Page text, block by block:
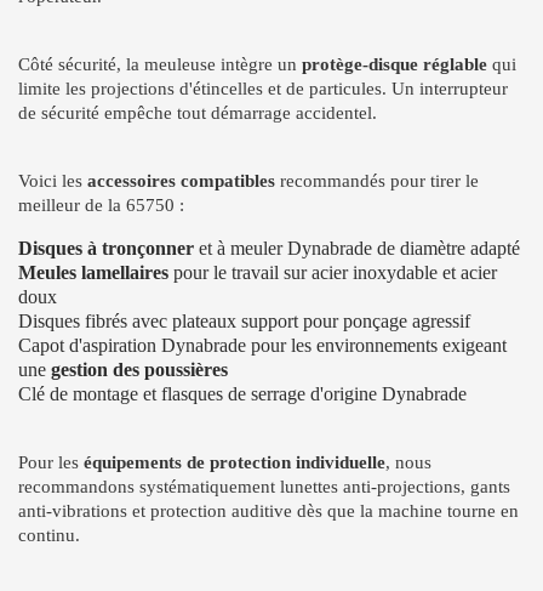
Côté sécurité, la meuleuse intègre un protège-disque réglable qui
limite les projections d'étincelles et de particules. Un interrupteur
de sécurité empêche tout démarrage accidentel.
Voici les accessoires compatibles recommandés pour tirer le
meilleur de la 65750 :
Disques à tronçonner et à meuler Dynabrade de diamètre adapté
Meules lamellaires pour le travail sur acier inoxydable et acier
doux
Disques fibrés avec plateaux support pour ponçage agressif
Capot d'aspiration Dynabrade pour les environnements exigeant
une gestion des poussières
Clé de montage et flasques de serrage d'origine Dynabrade
Pour les équipements de protection individuelle, nous
recommandons systématiquement lunettes anti-projections, gants
anti-vibrations et protection auditive dès que la machine tourne en
continu.